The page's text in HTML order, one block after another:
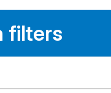
filters